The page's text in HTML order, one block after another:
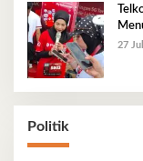
27
Politik